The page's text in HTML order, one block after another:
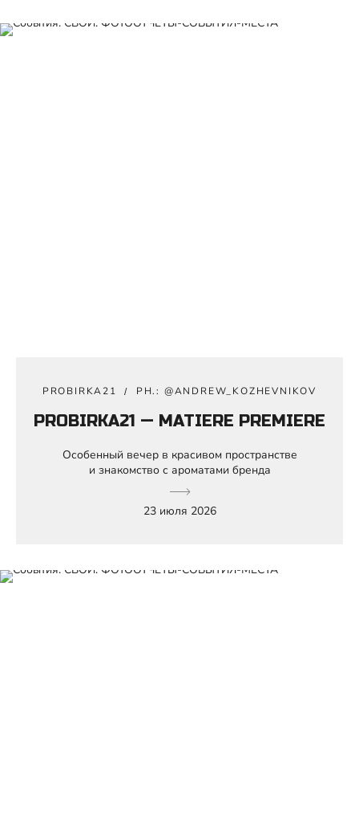
PROBIRKA21 PH.: @ANDREW_KOZHEVNIKOV
PROBIRKA21 — MATIERE PREMIERE
Особенный вечер в красивом пространстве
и знакомство с ароматами бренда
23 июля 2026